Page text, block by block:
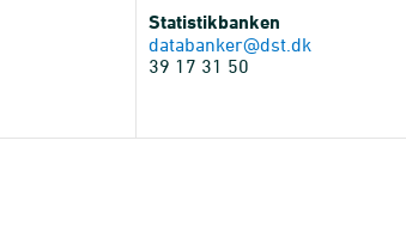
Statistikbanken
databanker@dst.dk
39 17 31 50